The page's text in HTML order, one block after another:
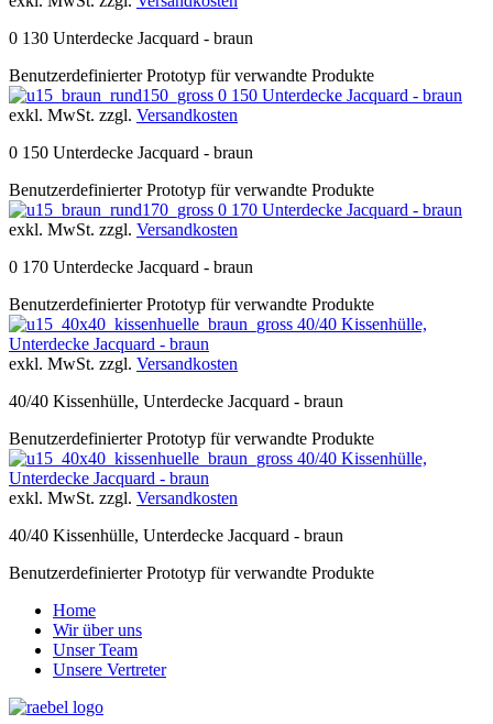
0 130 Unterdecke Jacquard - braun
Benutzerdefinierter Prototyp für verwandte Produkte
0 150 Unterdecke Jacquard - braun
exkl. MwSt. zzgl. Versandkosten
0 150 Unterdecke Jacquard - braun
Benutzerdefinierter Prototyp für verwandte Produkte
0 170 Unterdecke Jacquard - braun
exkl. MwSt. zzgl. Versandkosten
0 170 Unterdecke Jacquard - braun
Benutzerdefinierter Prototyp für verwandte Produkte
40/40 Kissenhülle,
Unterdecke Jacquard - braun
exkl. MwSt. zzgl. Versandkosten
40/40 Kissenhülle, Unterdecke Jacquard - braun
Benutzerdefinierter Prototyp für verwandte Produkte
40/40 Kissenhülle,
Unterdecke Jacquard - braun
exkl. MwSt. zzgl. Versandkosten
40/40 Kissenhülle, Unterdecke Jacquard - braun
Benutzerdefinierter Prototyp für verwandte Produkte
Home
Wir über uns
Unser Team
Unsere Vertreter